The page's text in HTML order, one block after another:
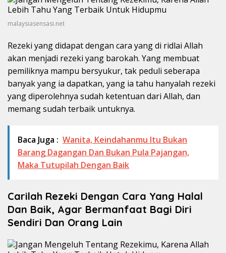
malaysiasensasi.net
Rezeki yang didapat dengan cara yang di ridlai Allah
akan menjadi rezeki yang barokah. Yang membuat
pemiliknya mampu bersyukur, tak peduli seberapa
banyak yang ia dapatkan, yang ia tahu hanyalah rezeki
yang diperolehnya sudah ketentuan dari Allah, dan
memang sudah terbaik untuknya.
Baca Juga : Wanita, Keindahanmu Itu Bukan
Barang Dagangan Dan Bukan Pula Pajangan,
Maka Tutupilah Dengan Baik
Carilah Rezeki Dengan Cara Yang Halal
Dan Baik, Agar Bermanfaat Bagi Diri
Sendiri Dan Orang Lain